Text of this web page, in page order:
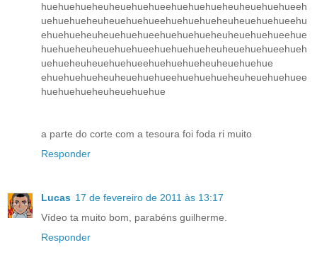
huehuehueheuheuehuehueehuehuehueheuheuehuehueeh
uehuehueheuheuehuehueehuehuehueheuheuehuehueehu
ehuehueheuheuehuehueehuehuehueheuheuehuehueehue
huehueheuheuehuehueehuehuehueheuheuehuehueehueh
uehueheuheuehuehueehuehuehueheuheuehuehue
ehuehuehueheuheuehuehueehuehuehueheuheuehuehuee
huehuehueheuheuehuehue
a parte do corte com a tesoura foi foda ri muito
Responder
Lucas 17 de fevereiro de 2011 às 13:17
Vídeo ta muito bom, parabéns guilherme.
Responder